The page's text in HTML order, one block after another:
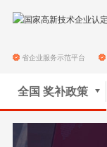
省企业服务示范平台
全国 奖补政策